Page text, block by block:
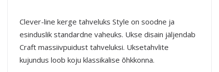
Clever-line kerge tahveluks Style on soodne ja
esinduslik standardne vaheuks. Ukse disain jäljendab
Craft massiivpuidust tahveluksi. Uksetahvlite
kujundus loob koju klassikalise õhkkonna.